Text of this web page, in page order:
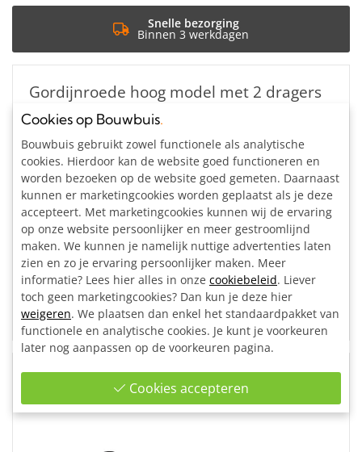
Snelle bezorging
Binnen 3 werkdagen
Gordijnroede hoog model met 2 dragers
uit steigerbuis Ø 33,7 mm
Bouwpakket Ø 33,7 Op maat
Vanaf: €40,83
Incl. btw
Op voorraad
Binnen 2 à 3 werkdagen in huis, of op afspraak
Gordijnroede hoog model met 2 dragers
uit zwarte buis Ø 33,7 mm
Cookies op Bouwbuis.
Bouwbuis gebruikt zowel functionele als analytische
cookies. Hierdoor kan de website goed functioneren en
worden bezoeken op de website goed gemeten. Daarnaast
kunnen er marketingcookies worden geplaatst als je deze
accepteert. Met marketingcookies kunnen wij de ervaring
op onze website persoonlijker en meer gestroomlijnd
maken. We kunnen je namelijk nuttige advertenties laten
zien en zo je ervaring persoonlijker maken. Meer
informatie? Lees hier alles in onze cookiebeleid. Liever
toch geen marketingcookies? Dan kun je deze hier
weigeren. We plaatsen dan enkel het standaardpakket van
functionele en analytische cookies. Je kunt je voorkeuren
later nog aanpassen op de voorkeuren pagina.
Cookies accepteren